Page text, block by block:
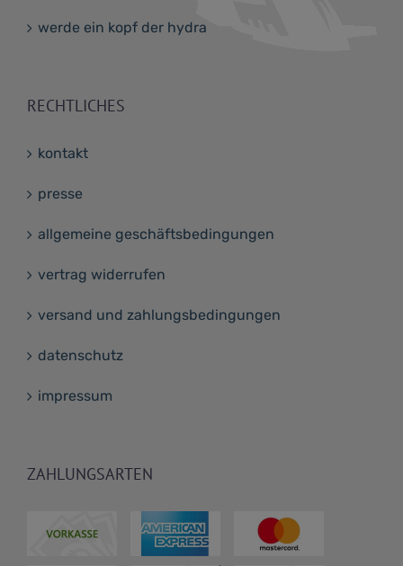
werde ein kopf der hydra
RECHTLICHES
kontakt
presse
allgemeine geschäftsbedingungen
vertrag widerrufen
versand und zahlungsbedingungen
datenschutz
impressum
ZAHLUNGSARTEN